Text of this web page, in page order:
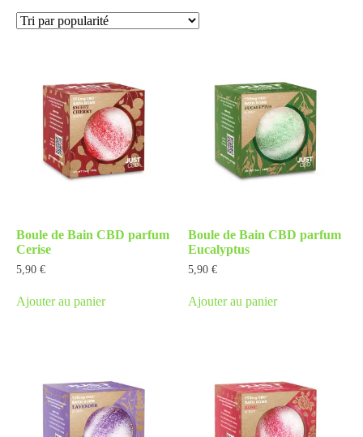
Boule de Bain CBD parfum
Cerise
5,90 €
Ajouter au panier
Boule de Bain CBD parfum
Eucalyptus
5,90€
Ajouter au panier